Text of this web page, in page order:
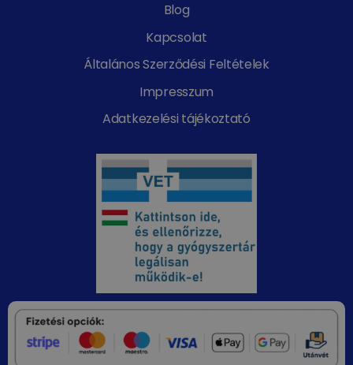
Blog
Kapcsolat
Általános Szerződési Feltételek
Impresszum
Adatkezelési tájékoztató